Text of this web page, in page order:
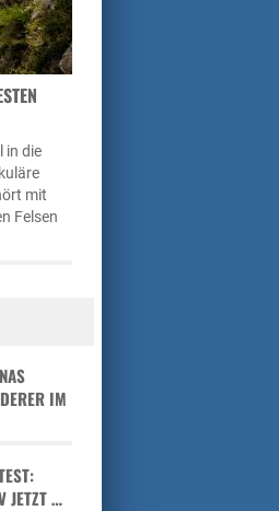
H
in die
mit
Felsen
IM
JETZT …